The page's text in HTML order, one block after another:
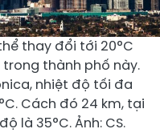
thay đổi tới 20°C
thành phố này.
nhiệt độ tối đa
Cách đó 24 km, tại
là 35°C. Ảnh: CS.